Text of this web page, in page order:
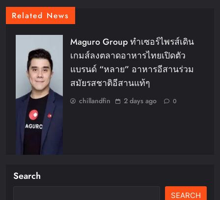
Related News
Maguro Group ทำเซอร์ไพรส์เดิน
เกมส์ลงตลาดอาหารไทยเปิดตัว
แบรนด์ “หลาย” อาหารอีสานร่วม
สมัยรสชาติอีสานแท้ๆ
chillandfin 2 days ago 0
Search
SEARCH